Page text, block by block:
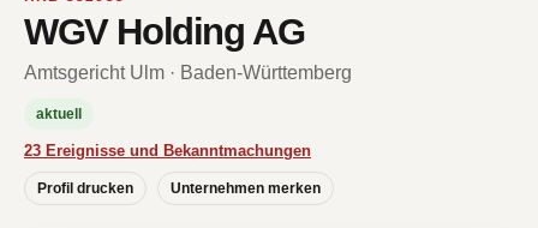
WGV Holding AG
Amtsgericht Ulm · Baden-Württemberg
aktuell
23 Ereignisse und Bekanntmachungen
Profil drucken Unternehmen merken